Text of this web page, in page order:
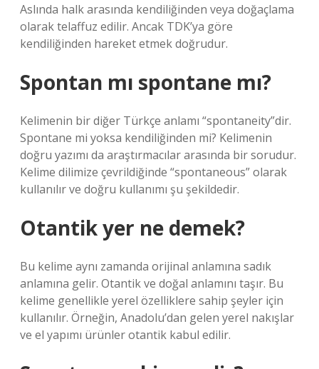
Aslında halk arasında kendiliğinden veya doğaçlama
olarak telaffuz edilir. Ancak TDK’ya göre
kendiliğinden hareket etmek doğrudur.
Spontan mı spontane mı?
Kelimenin bir diğer Türkçe anlamı “spontaneity”dir.
Spontane mi yoksa kendiliğinden mi? Kelimenin
doğru yazımı da araştırmacılar arasında bir sorudur.
Kelime dilimize çevrildiğinde “spontaneous” olarak
kullanılır ve doğru kullanımı şu şekildedir.
Otantik yer ne demek?
Bu kelime aynı zamanda orijinal anlamına sadık
anlamına gelir. Otantik ve doğal anlamını taşır. Bu
kelime genellikle yerel özelliklere sahip şeyler için
kullanılır. Örneğin, Anadolu’dan gelen yerel nakışlar
ve el yapımı ürünler otantik kabul edilir.